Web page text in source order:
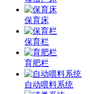
保育床
保育栏
育肥栏
自动喂料系统